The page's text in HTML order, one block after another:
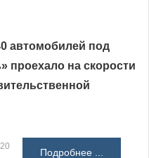
автомобилей под
проехало на скорости
Подробнее ...